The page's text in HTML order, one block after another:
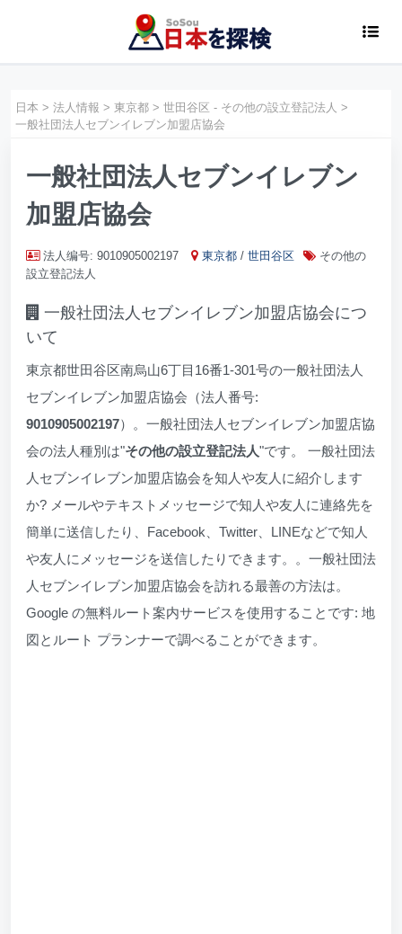
日本 > 法人情報 > 東京都 > 世田谷区 - その他の設立登記法人 >
一般社団法人セブンイレブン加盟店協会
一般社団法人セブンイレブン
加盟店協会
法人编号: 9010905002197 東京都 / 世田谷区
その他の
設立登記法人
一般社団法人セブンイレブン加盟店協会につ
いて
東京都世田谷区南烏山6丁目16番1-301号の一般社団法人
セブンイレブン加盟店協会（法人番号:
9010905002197）。一般社団法人セブンイレブン加盟店協
会の法人種別は"その他の設立登記法人"です。 一般社団法
人セブンイレブン加盟店協会を知人や友人に紹介します
か? メールやテキストメッセージで知人や友人に連絡先を
簡単に送信したり、Facebook、Twitter、LINEなどで知人
や友人にメッセージを送信したりできます。。一般社団法
人セブンイレブン加盟店協会を訪れる最善の方法は。
Google の無料ルート案内サービスを使用することです: 地
図とルート プランナーで調べることができます。